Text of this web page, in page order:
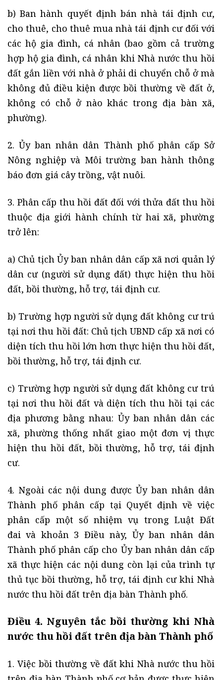
b) Ban hành quyết định bán nhà tái định cư,
cho thuê, cho thuê mua nhà tái định cư đối với
các hộ gia đình, cá nhân (bao gồm cả trường
hợp hộ gia đình, cá nhân khi Nhà nước thu hồi
đất gắn liền với nhà ở phải di chuyển chỗ ở mà
không đủ điều kiện được bồi thường về đất ở,
không có chỗ ở nào khác trong địa bàn xã,
phường).
2. Ủy ban nhân dân Thành phố phân cấp Sở
Nông nghiệp và Môi trường ban hành thông
báo đơn giá cây trồng, vật nuôi.
3. Phân cấp thu hồi đất đối với thửa đất thu hồi
thuộc địa giới hành chính từ hai xã, phường
trở lên:
a) Chủ tịch Ủy ban nhân dân cấp xã nơi quản lý
dân cư (người sử dụng đất) thực hiện thu hồi
đất, bồi thường, hỗ trợ, tái định cư.
b) Trường hợp người sử dụng đất không cư trú
tại nơi thu hồi đất: Chủ tịch UBND cấp xã nơi có
diện tích thu hồi lớn hơn thực hiện thu hồi đất,
bồi thường, hỗ trợ, tái định cư.
c) Trường hợp người sử dụng đất không cư trú
tại nơi thu hồi đất và diện tích thu hồi tại các
địa phương bằng nhau: Ủy ban nhân dân các
xã, phường thống nhất giao một đơn vị thực
hiện thu hồi đất, bồi thường, hỗ trợ, tái định
cư.
4. Ngoài các nội dung được Ủy ban nhân dân
Thành phố phân cấp tại Quyết định về việc
phân cấp một số nhiệm vụ trong Luật Đất
đai và khoản 3 Điều này, Ủy ban nhân dân
Thành phố phân cấp cho Ủy ban nhân dân cấp
xã thực hiện các nội dung còn lại của trình tự
thủ tục bồi thường, hỗ trợ, tái định cư khi Nhà
nước thu hồi đất trên địa bàn Thành phố.
Điều 4. Nguyên tắc bồi thường khi Nhà
nước thu hồi đất trên địa bàn Thành phố
1. Việc bồi thường về đất khi Nhà nước thu hồi